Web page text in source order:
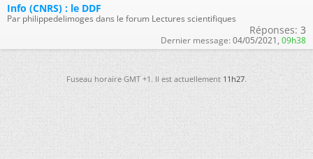
Info (CNRS) : le DDF
Par philippedelimoges dans le forum Lectures scientifiques
Réponses: 3
Dernier message: 04/05/2021, 09h38
Fuseau horaire GMT +1. Il est actuellement11h27.